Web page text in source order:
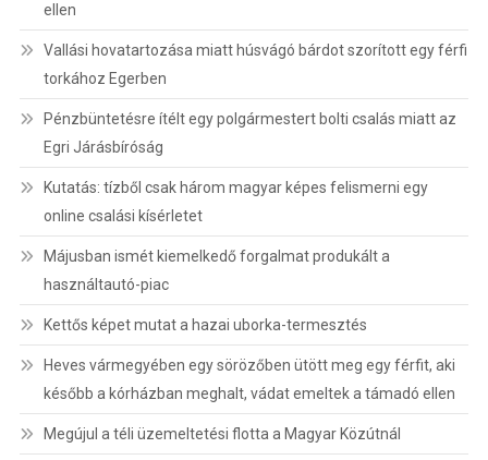
ellen
Vallási hovatartozása miatt húsvágó bárdot szorított egy férfi
torkához Egerben
Pénzbüntetésre ítélt egy polgármestert bolti csalás miatt az
Egri Járásbíróság
Kutatás: tízből csak három magyar képes felismerni egy
online csalási kísérletet
Májusban ismét kiemelkedő forgalmat produkált a
használtautó-piac
Kettős képet mutat a hazai uborka-termesztés
Heves vármegyében egy sörözőben ütött meg egy férfit, aki
később a kórházban meghalt, vádat emeltek a támadó ellen
Megújul a téli üzemeltetési flotta a Magyar Közútnál